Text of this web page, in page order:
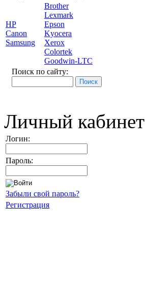
HP
Canon
Samsung
Brother
Lexmark
Epson
Kyocera
Xerox
Colortek
Goodwin-LTC
Поиск по сайту:
Личный кабинет
Логин:
Пароль:
Забыли свой пароль?
Регистрация